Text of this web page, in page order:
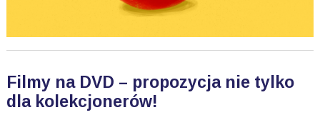
Filmy na DVD – propozycja nie tylko
dla kolekcjonerów!